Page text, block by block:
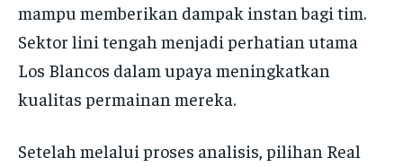
mampu memberikan dampak instan bagi tim.
Sektor lini tengah menjadi perhatian utama
Los Blancos dalam upaya meningkatkan
kualitas permainan mereka.
Setelah melalui proses analisis, pilihan Real